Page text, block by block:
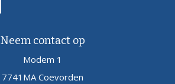
Neem contact op
Modem 1
7741MA Coevorden